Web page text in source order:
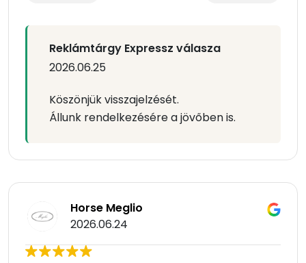
Reklámtárgy Expressz válasza
2026.06.25
Köszönjük visszajelzését.
Állunk rendelkezésére a jövőben is.
Horse Meglio
2026.06.24